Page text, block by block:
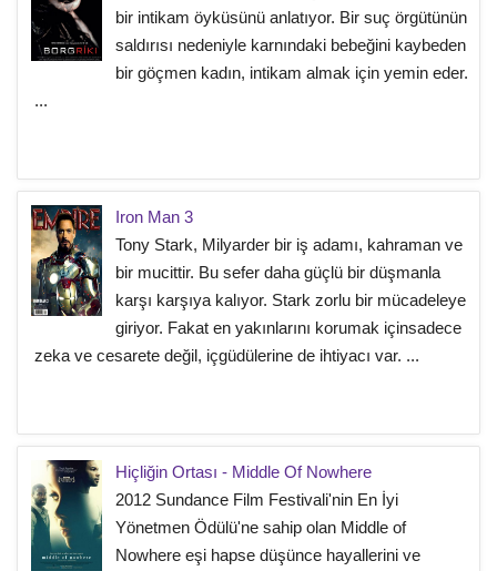
bir intikam öyküsünü anlatıyor. Bir suç örgütünün
saldırısı nedeniyle karnındaki bebeğini kaybeden
bir göçmen kadın, intikam almak için yemin eder.
...
Iron Man 3
Tony Stark, Milyarder bir iş adamı, kahraman ve
bir mucittir. Bu sefer daha güçlü bir düşmanla
karşı karşıya kalıyor. Stark zorlu bir mücadeleye
giriyor. Fakat en yakınlarını korumak içinsadece
zeka ve cesarete değil, içgüdülerine de ihtiyacı var. ...
Hiçliğin Ortası - Middle Of Nowhere
2012 Sundance Film Festivali'nin En İyi
Yönetmen Ödülü'ne sahip olan Middle of
Nowhere eşi hapse düşünce hayallerini ve